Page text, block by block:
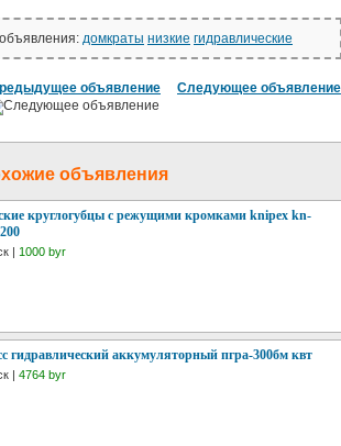
домкраты низкие гидравлические
объявление Следующее объявление
объявления
круглогубцы с режущими кромками knipex kn-
| 1000 byr
гидравлический аккумуляторный пгра-300бм квт
| 4764 byr